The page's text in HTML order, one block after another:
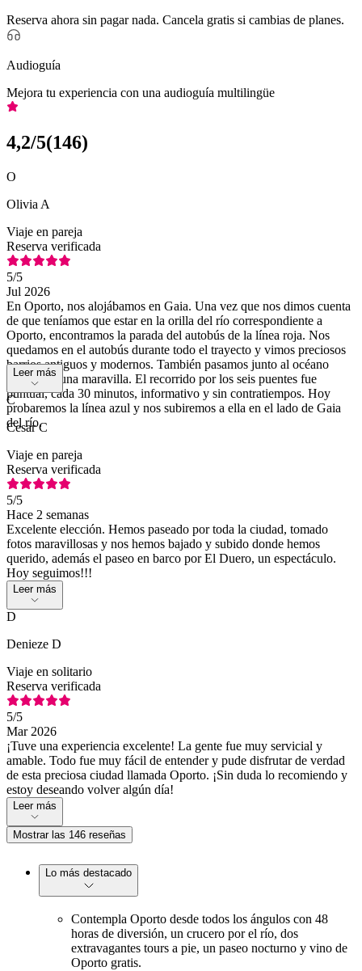
Reserva ahora sin pagar nada. Cancela gratis si cambias de planes.
Audioguía
Mejora tu experiencia con una audioguía multilingüe
4,2/5(146)
O
Olivia A
Viaje en pareja
Reserva verificada
5/5
Jul 2026
En Oporto, nos alojábamos en Gaia. Una vez que nos dimos cuenta
de que teníamos que estar en la orilla del río correspondiente a
Oporto, encontramos la parada del autobús de la línea roja. Nos
quedamos en el autobús durante todo el trayecto y vimos preciosos
barrios antiguos y modernos. También pasamos junto al océano
Atlántico, una maravilla. El recorrido por los seis puentes fue
puntual, cada 30 minutos, informativo y sin contratiempos. Hoy
probaremos la línea azul y nos subiremos a ella en el lado de Gaia
del río.
Leer más
C
Cesar C
Viaje en pareja
Reserva verificada
5/5
Hace 2 semanas
Excelente elección. Hemos paseado por toda la ciudad, tomado
fotos maravillosas y nos hemos bajado y subido donde hemos
querido, además el paseo en barco por El Duero, un espectáculo.
Hoy seguimos!!!
Leer más
D
Denieze D
Viaje en solitario
Reserva verificada
5/5
Mar 2026
¡Tuve una experiencia excelente! La gente fue muy servicial y
amable. Todo fue muy fácil de entender y pude disfrutar de verdad
de esta preciosa ciudad llamada Oporto. ¡Sin duda lo recomiendo y
estoy deseando volver algún día!
Leer más
Mostrar las 146 reseñas
Lo más destacado
Contempla Oporto desde todos los ángulos con 48
horas de diversión, un crucero por el río, dos
extravagantes tours a pie, un paseo nocturno y vino de
Oporto gratis.